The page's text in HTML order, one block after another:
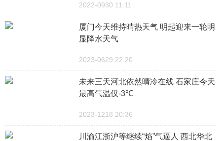
2022-0930 11:11
厦门今天维持晴热天气 明起迎来一轮明
显降水天气
2023-0629 22:20
未来三天河北依然晴冷在线 石家庄今天
最高气温仅-3℃
2023-1218 20:36
川渝江浙沪等继续“焰”气逼人 西北华北